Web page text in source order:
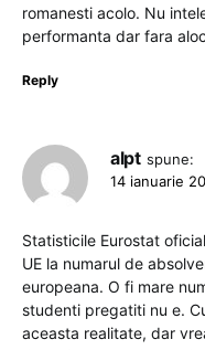
romanesti acolo. Nu
performanta dar fara
Reply
alpt spune:
14 ianuarie
Statisticile Eurostat
UE la numarul de
europeana. O fi mare
studenti pregatiti nu e.
aceasta realitate, dar